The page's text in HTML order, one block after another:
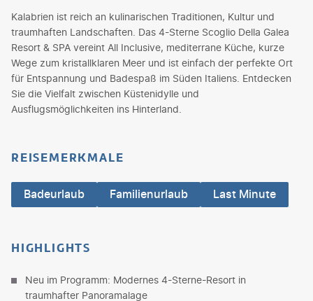
Kalabrien ist reich an kulinarischen Traditionen, Kultur und
traumhaften Landschaften. Das 4-Sterne Scoglio Della Galea
Resort & SPA vereint All Inclusive, mediterrane Küche, kurze
Wege zum kristallklaren Meer und ist einfach der perfekte Ort
für Entspannung und Badespaß im Süden Italiens. Entdecken
Sie die Vielfalt zwischen Küstenidylle und
Ausflugsmöglichkeiten ins Hinterland.
REISEMERKMALE
Badeurlaub Familienurlaub Last Minute
HIGHLIGHTS
Neu im Programm: Modernes 4-Sterne-Resort in
traumhafter Panoramalage